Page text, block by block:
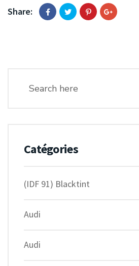
Share:
Catégories
(IDF 91) Blacktint
Audi
Audi